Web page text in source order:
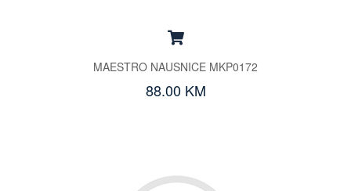
MAESTRO NAUSNICE MKP0172
88.00 KM